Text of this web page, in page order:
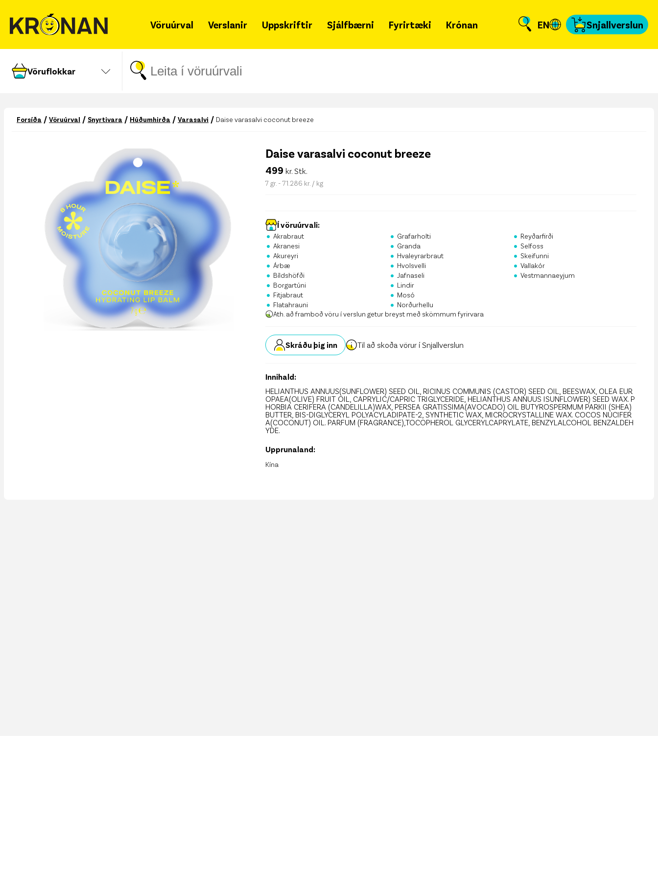
Vöruúrval Verslanir Uppskriftir Sjálfbærni
Matarsóun
Fyrirtæki Krónan
Krónan Public API
Skrá á póstlista
EN Snjallverslun
Vöruflokkar
Forsíða / Vöruúrval / Snyrtivara / Húðumhirða / Varasalvi / Daise varasalvi coconut breeze
Daise varasalvi coconut breeze
499 kr. Stk.
7 gr. - 71.286 kr. / kg
Í vöruúrvali:
• Akrabraut
• Akranesi
• Akureyri
• Árbæ
• Bíldshöfði
• Borgartúni
• Fitjabraut
• Flatahrauni
• Grafarholti
• Granda
• Hvaleyrarbraut
• Hvolsvelli
• Jafnaseli
• Lindir
• Mosó
• Norðurhellu
• Reyðarfirði
• Selfoss
• Skeifunni
• Vallakór
• Vestmannaeyjum
Ath. að framboð vöru í verslun getur breyst með skömmum fyrirvara
Skráðu þig inn Til að skoða vörur í Snjallverslun
Innihald:
HELIANTHUS ANNUUS(SUNFLOWER) SEED OIL, RICINUS COMMUNIS (CASTOR) SEED OIL, BEESWAX, OLEA EUR
OPAEA(OLIVE) FRUIT OIL, CAPRYLIC/CAPRIC TRIGLYCERIDE, HELIANTHUS ANNUUS ISUNFLOWER) SEED WAX. P
HORBIA CERIFERA (CANDELILLA)WAX, PERSEA GRATISSIMA(AVOCADO) OIL BUTYROSPERMUM PARKII (SHEA)
BUTTER, BIS-DIGLYCERYL POLYACYLADIPATE-2, SYNTHETIC WAX, MICROCRYSTALLINE WAX. COCOS NUCIFER
A(COCONUT) OIL. PARFUM (FRAGRANCE),TOCOPHEROL GLYCERYLCAPRYLATE, BENZYLALCOHOL BENZALDEH
YDE.
Upprunaland:
Kína